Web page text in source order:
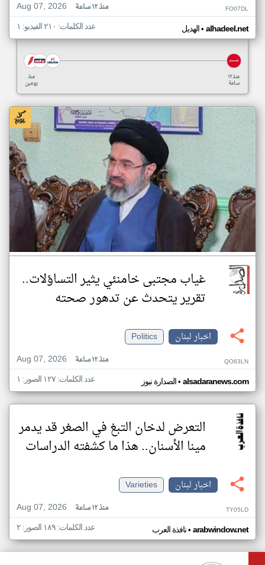
Aug 07, 2026 منذ ١٢ ساعة FO07DL
الهديل• alhadeel.net عدد الكلمات: ٢١٠ الفيديو: ١
منذ
يومين
منذ ١٢
ساعة
غياب مجتبى خامنئي يثير التساؤلات..
تقرير يتحدث عن تدهور صحته
اخبار لبنان
Politics
Aug 07, 2026
منذ ١٢ ساعة QO63LN
الصدارة نيوز• alsadaranews.com عدد الكلمات: ١٢٧ الصور: ١
التعرض لدخان التبغ في الصغر قد يدمر
مينا الأسنان.. هذا ما كشفته الدراسات
اخبار لبنان
Varieties
Aug 07, 2026
منذ ١٢ ساعة TY05LD
نافذة العرب• arabwindow.net عدد الكلمات: ١٨٩ الصور: ٢